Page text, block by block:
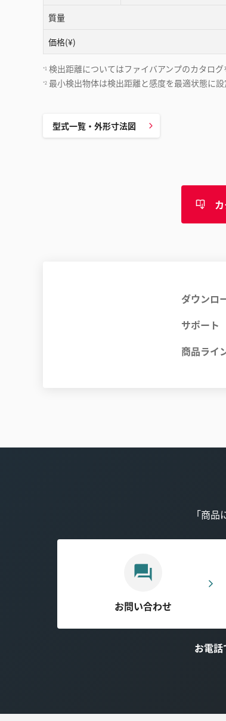
質量
価格(¥)
*1 検出距離についてはファイバアンプのカタログ
*2 最小検出物体は検出距離と感度を最適状態に設
型式一覧・外形寸法図
ダウンロ
サポート
商品ライ
「商
お問い合わせ
お電